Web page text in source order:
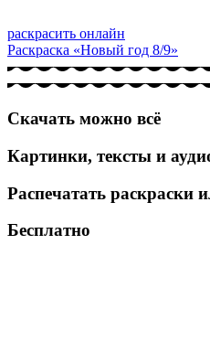
раскрасить онлайн
Раскраска «Новый год 8/9»
Скачать можно всё
Картинки, тексты и
Распечатать раскраски
Бесплатно